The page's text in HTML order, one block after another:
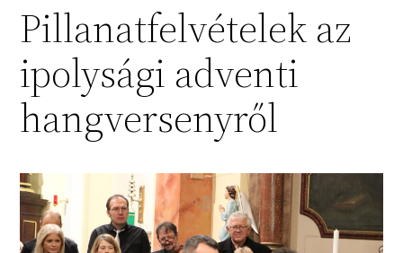
Pillanatfelvételek az
ipolysági adventi
hangversenyről